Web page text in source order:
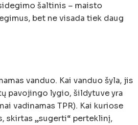
šaltinis – maisto
bet ne visada tiek daug
vanduo. Kai vanduo šyla, jis
pavojingo lygio, šildytuve yra
vadinamas TPR). Kai kuriose
skirtas „sugerti“ perteklinį,